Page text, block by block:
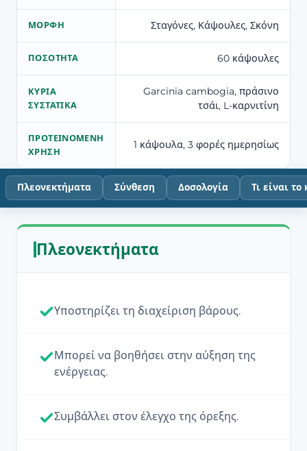
ΜΟΡΦΉ Σταγόνες, Κάψουλες, Σκόνη
ΠΟΣΌΤΗΤΑ 60 κάψουλες
ΚΎΡΙΑ
ΣΥΣΤΑΤΙΚΆ
Garcinia cambogia, πράσινο
τσάι, L-καρνιτίνη
ΠΡΟΤΕΙΝΌΜΕΝΗ
ΧΡΉΣΗ
1 κάψουλα, 3 φορές ημερησίως
Πλεονεκτήματα Σύνθεση Δοσολογία Τι είναι
Πλεονεκτήματα
Υποστηρίζει τη διαχείριση βάρους.
Μπορεί να βοηθήσει στην αύξηση της
ενέργειας.
Συμβάλλει στον έλεγχο της όρεξης.